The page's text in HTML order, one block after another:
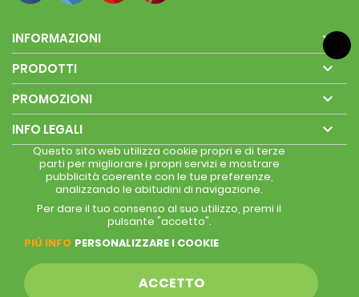
INFORMAZIONI 
PRODOTTI 
PROMOZIONI 
INFO LEGALI 
Questo sito web utilizza cookie propri e di terze
parti per migliorare i propri servizi e mostrare
pubblicità coerente con le tue preferenze,
analizzando le abitudini di navigazione.
Per dare il tuo consenso al suo utilizzo, premi il
pulsante "accetto".
PIÚ INFO PERSONALIZZARE I COOKIE
ACCETTO